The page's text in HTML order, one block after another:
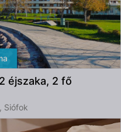
éjszaka, 2 fő
Siófok